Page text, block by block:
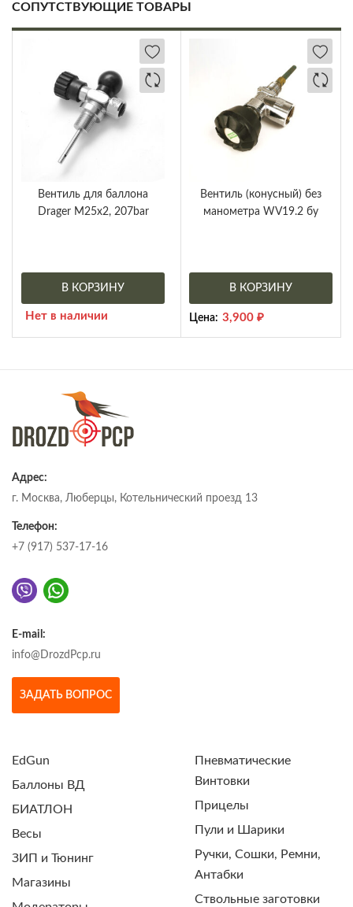
СОПУТСТВУЮЩИЕ ТОВАРЫ
Вентиль для баллона
Drager М25х2, 207bar
В КОРЗИНУ
Нет в наличии
Вентиль (конусный) без
манометра WV19.2 бу
В КОРЗИНУ
Цена: 3,900 ₽
Адрес:
г. Москва, Люберцы, Котельнический проезд 13
Телефон:
+7 (917) 537-17-16
E-mail:
info@DrozdPcp.ru
ЗАДАТЬ ВОПРОС
EdGun
Баллоны ВД
БИАТЛОН
Весы
ЗИП и Тюнинг
Магазины
Пневматические
Винтовки
Прицелы
Пули и Шарики
Ручки, Сошки, Ремни,
Антабки
Ствольные заготовки